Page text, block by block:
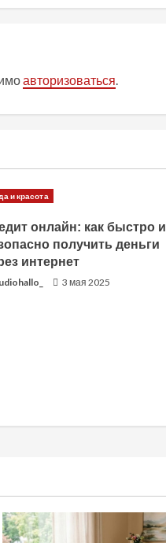
авторизоваться.
и красота
онлайн: как быстро и
получить деньги
интернет
3 мая 2025